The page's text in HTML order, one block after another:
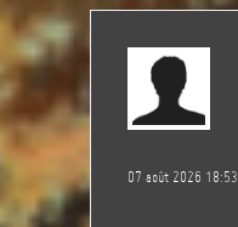
07 août 2026 18:53